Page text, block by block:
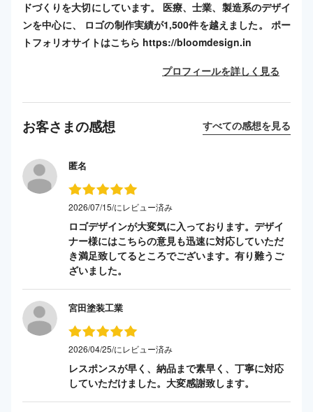
ドづくりを大切にしています。 医療、士業、製造系のデザイ
ンを中心に、 ロゴの制作実績が1,500件を越えました。 ポー
トフォリオサイトはこちら https://bloomdesign.in
プロフィールを詳しく見る
お客さまの感想 すべての感想を見る
匿名
2026/07/15/にレビュー済み
ロゴデザインが大変気に入っております。デザイ
ナー様にはこちらの意見も迅速に対応していただ
き満足致してるところでございます。有り難うご
ざいました。
宮田塗装工業
2026/04/25/にレビュー済み
レスポンスが早く、納品まで素早く、丁寧に対応
していただけました。大変感謝致します。